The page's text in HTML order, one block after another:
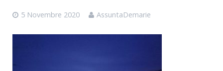
5 Novembre 2020 AssuntaDemarie